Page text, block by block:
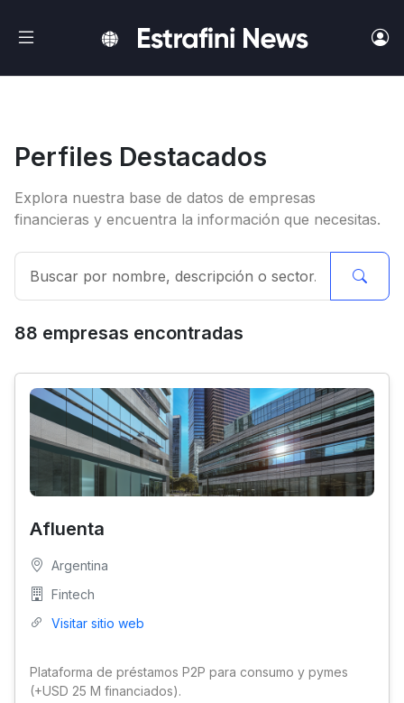
Perfiles Destacados
Explora nuestra base de datos de empresas
financieras y encuentra la información que necesitas.
88 empresas encontradas
Afluenta
Argentina
Fintech
Visitar sitio web
Plataforma de préstamos P2P para consumo y pymes
(+USD 25 M financiados).